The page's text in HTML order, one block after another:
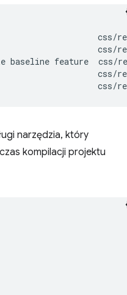
css/
css/
feature  css/
css/
narzędzia, który
kompilacji projektu